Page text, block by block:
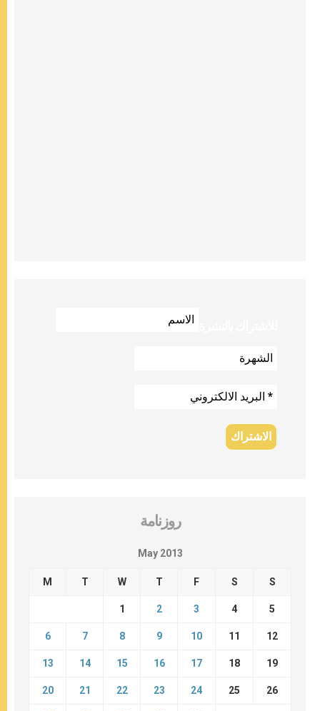
روزنامة
May 2013
M T W T F S S
1 2 3 4 5
6 7 8 9 10 11 12
13 14 15 16 17 18 19
20 21 22 23 24 25 26